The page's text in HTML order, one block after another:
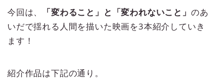
今回は、 「変わること」と「変われないこと」 のあ
いだで揺れる人間を描いた映画を3本紹介していき
ます！
紹介作品は下記の通り。